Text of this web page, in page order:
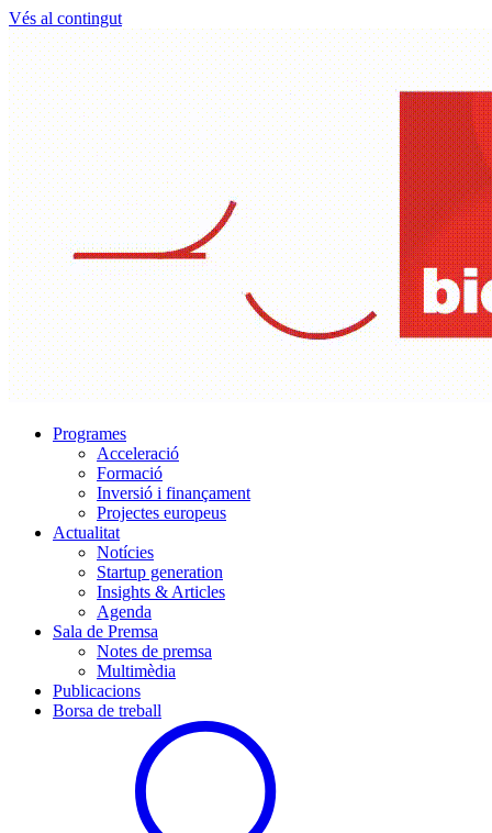
Vés al contingut
Programes
Acceleració
Formació
Inversió i finançament
Projectes europeus
Actualitat
Notícies
Startup generation
Insights & Articles
Agenda
Sala de Premsa
Notes de premsa
Multimèdia
Publicacions
Borsa de treball